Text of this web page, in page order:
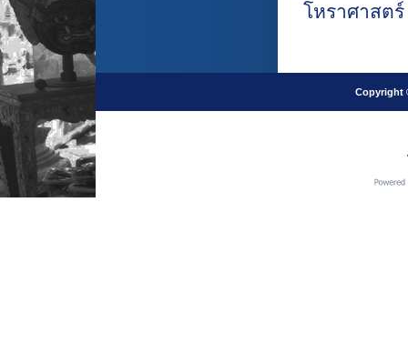
โหราศาสต
Copyright